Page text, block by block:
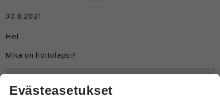
30.8.2021
Hei
Mikä on hoitolapsi?
Vastaus
Evästeasetukset